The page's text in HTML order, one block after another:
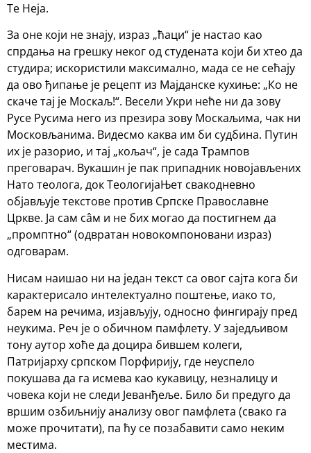
Те Неја.
За оне који не знају, израз „ћаци“ је настао као
спрдања на грешку неког од студената који би хтео да
студира; искористили максимално, мада се не сећају
да ово ђипање је рецепт из Мајданске кухиње: „Ко не
скаче тај је Москаљ!“. Весели Укри неће ни да зову
Русе Русима него из презира зову Москаљима, чак ни
Московљанима. Видесмо каква им би судбина. Путин
их је разорио, и тај „кољач“, је сада Трампов
преговарач. Вукашин је пак припадник новојављених
Нато теолога, док ТеологијаЊет свакодневно
објављује текстове против Српске Православне
Цркве. Ја сам сâм и не бих могао да постигнем да
„промптно“ (одвратан новокомпоновани израз)
одговарам.
Нисам наишао ни на један текст са овог сајта кога би
карактерисало интелектуално поштење, иако то,
барем на речима, изјављују, односно фингирају пред
неукима. Реч је о обичном памфлету. У заједљивом
тону аутор хоће да доцира бившем колеги,
Патријарху српском Порфирију, где неуспело
покушава да га исмева као кукавицу, незналицу и
човека који не следи Јеванђеље. Било би предуго да
вршим озбиљнију анализу овог памфлета (свако га
може прочитати), па ћу се позабавити само неким
местима.